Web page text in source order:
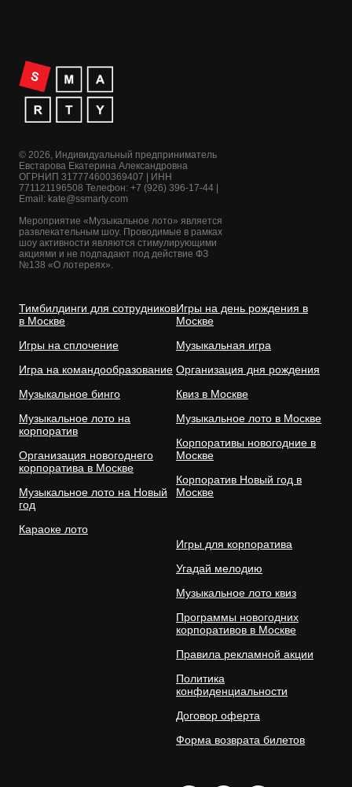
© 2026, Индивидуальный предприниматель
Евстарова Екатерина Александровна
ОГРНИП 317774600369407 | ИНН
771121196508 Телефон: +7 (926) 396-17-44 |
Email: kate@ssmarty.com
Мероприятие «Музыкальное лото» является
развлекательным шоу. Проводимые в рамках
шоу активности являются стимулирующими
акциями и не подпадают под действие ФЗ
№138 «О лотереях».
Тимбилдинги для сотрудников
в Москве
Игры на сплочение
Игра на командообразование
Музыкальное бинго
Музыкальное лото на
корпоратив
Организация новогоднего
корпоратива в Москве
Музыкальное лото на Новый
год
Караоке лото
Игры на день рождения в
Москве
Музыкальная игра
Организация дня рождения
Квиз в Москве
Музыкальное лото в Москве
Корпоративы новогодние в
Москве
Корпоратив Новый год в
Москве
Игры для корпоратива
Угадай мелодию
Музыкальное лото квиз
Программы новогодних
корпоративов в Москве
Правила рекламной акции
Политика
конфиденциальности
Договор оферта
Форма возврата билетов